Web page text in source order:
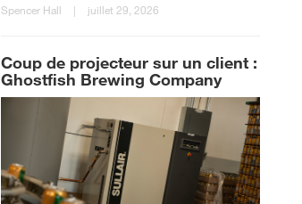
Spencer Hall | juillet 29, 2026
Coup de projecteur sur un client :
Ghostfish Brewing Company